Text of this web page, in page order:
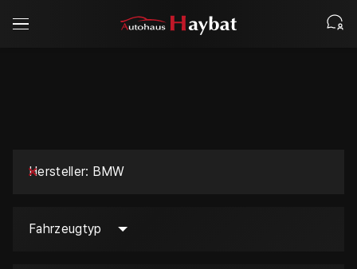
Hersteller BMW
Fahrzeugtyp